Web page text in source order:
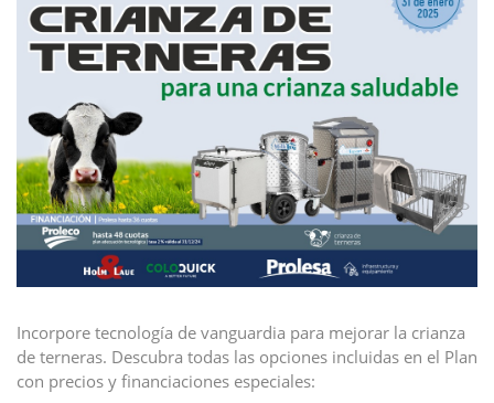
Incorpore tecnología de vanguardia para mejorar la crianza
de terneras. Descubra todas las opciones incluidas en el Plan
con precios y financiaciones especiales: